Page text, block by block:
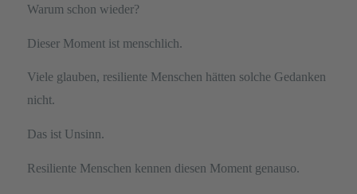
Warum schon wieder?
Dieser Moment ist menschlich.
Viele glauben, resiliente Menschen hätten solche Gedanken
nicht.
Das ist Unsinn.
Resiliente Menschen kennen diesen Moment genauso.